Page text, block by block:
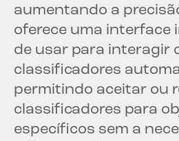
aumentando a
oferece uma interface
de usar para interagir
classificadores
permitindo aceitar ou
classificadores para
específicos sem a